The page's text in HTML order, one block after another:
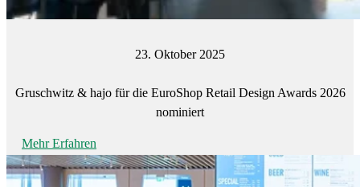
23. Oktober 2025
Gruschwitz & hajo für die EuroShop Retail Design Awards 2026
nominiert
Mehr Erfahren